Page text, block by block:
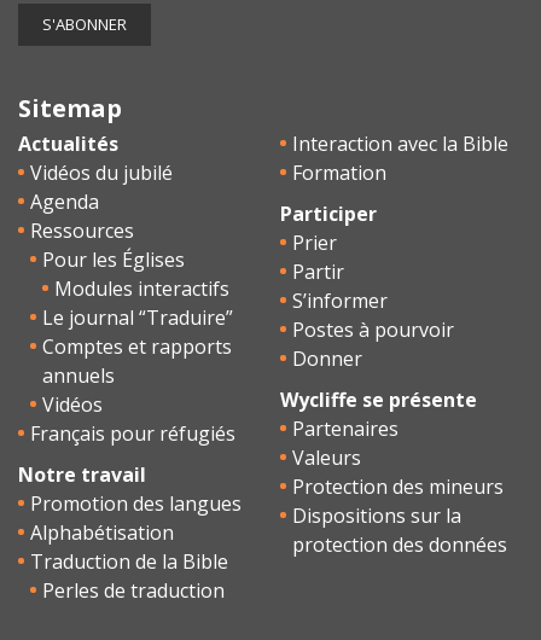
Sitemap
Actualités
Vidéos du jubilé
Agenda
Ressources
Pour les Églises
Modules interactifs
Le journal “Traduire”
Comptes et rapports
annuels
Vidéos
Français pour réfugiés
Notre travail
Promotion des langues
Alphabétisation
Traduction de la Bible
Perles de traduction
Interaction avec la Bible
Formation
Participer
Prier
Partir
S’informer
Postes à pourvoir
Donner
Wycliffe se présente
Partenaires
Valeurs
Protection des mineurs
Dispositions sur la
protection des données